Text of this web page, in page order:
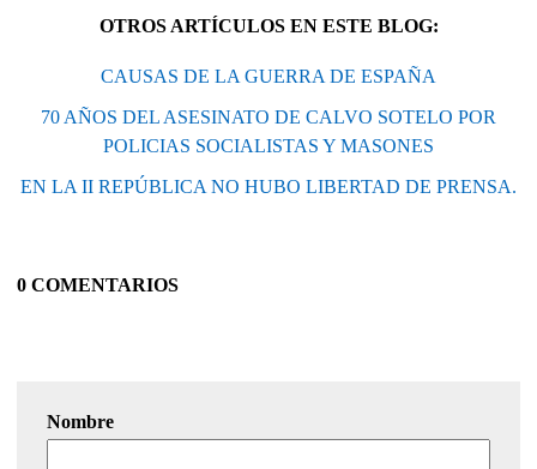
OTROS ARTÍCULOS EN ESTE BLOG:
CAUSAS DE LA GUERRA DE ESPAÑA
70 AÑOS DEL ASESINATO DE CALVO SOTELO POR
POLICIAS SOCIALISTAS Y MASONES
EN LA II REPÚBLICA NO HUBO LIBERTAD DE PRENSA.
0 COMENTARIOS
Nombre